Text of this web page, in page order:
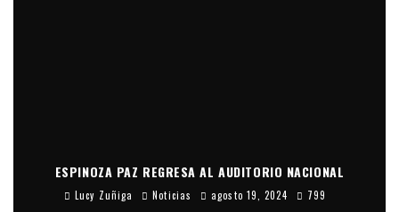
ESPINOZA PAZ REGRESA AL AUDITORIO NACIONAL
Lucy Zuñiga Noticias agosto 19, 2024 799